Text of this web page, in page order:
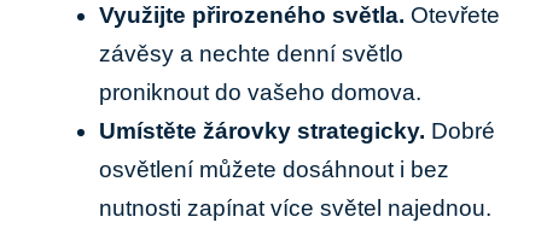
Využijte přirozeného světla. Otevřete
závěsy a nechte denní světlo
proniknout do vašeho domova.
Umístěte žárovky strategicky. Dobré
osvětlení můžete dosáhnout i bez
nutnosti zapínat více světel najednou.